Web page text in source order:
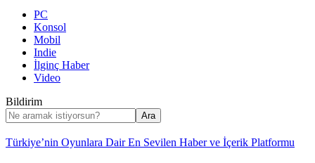
PC
Konsol
Mobil
Indie
İlginç Haber
Video
Bildirim
Türkiye’nin Oyunlara Dair En Sevilen Haber ve İçerik Platformu